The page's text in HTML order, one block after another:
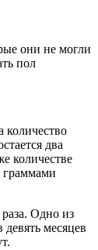
они не могли
пол
количество
два
количестве
граммами
Одно из
месяцев